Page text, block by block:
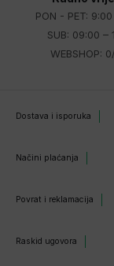
PON - PET:
SUB: 09:00 –
WEBSHOP:
Dostava i isporuka
Načini plaćanja
Povrat i reklamacija
Raskid ugovora